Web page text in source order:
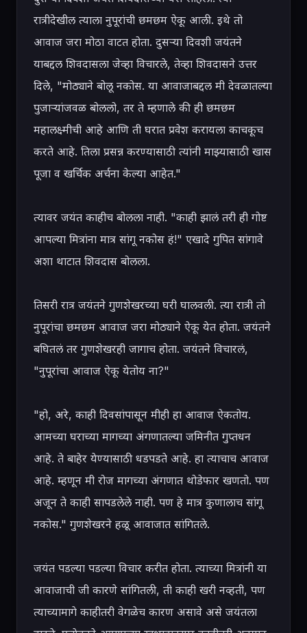
रात्रीदेखील त्याला नुपूरांची छमछम ऐकू आली. इथे तो
आवाज जरा मोठा वाटत होता. दुसऱ्या दिवशी जयंतने
याबद्दल शिवदासला जेव्हा विचारले, तेव्हा शिवदासने उत्तर
दिले, "मोठ्याने बोलू नकोस. या आवाजाबद्दल मी देवळातल्या
पुजाऱ्यांजवळ बोललो, तर ते म्हणाले की ही छमछम
महालक्ष्मीची आहे आणि ती घरात प्रवेश करायला काचकूच
करते आहे. तिला प्रसन्न करण्यासाठी त्यांनी माझ्यासाठी खास
पूजा व खर्चिक अर्चना केल्या आहेत."
त्यावर जयंत काहीच बोलला नाही. "काही झालं तरी ही गोष्ट
आपल्या मित्रांना मात्र सांगू नकोस हं!" एखादे गुपित सांगावे
अशा थाटात शिवदास बोलला.
तिसरी रात्र जयंतने गुणशेखरच्या घरी घालवली. त्या रात्री तो
नुपूरांचा छमछम आवाज जरा मोठ्याने ऐकू येत होता. जयंतने
बघितलं तर गुणशेखरही जागाच होता. जयंतने विचारलं,
"नुपूरांचा आवाज ऐकू येतोय ना?"
"हो, अरे, काही दिवसांपासून मीही हा आवाज ऐकतोय.
आमच्या घराच्या मागच्या अंगणातल्या जमिनीत गुप्तधन
आहे. ते बाहेर येण्यासाठी धडपडते आहे. हा त्याचाच आवाज
आहे. म्हणून मी रोज मागच्या अंगणात थोडेफार खणतो. पण
अजून ते काही सापडलेले नाही. पण हे मात्र कुणालाच सांगू
नकोस." गुणशेखरने हळू आवाजात सांगितले.
जयंत पडल्या पडल्या विचार करीत होता. त्याच्या मित्रांनी या
आवाजाची जी कारणे सांगितली, ती काही खरी नव्हती, पण
त्याच्यामागे काहीतरी वेगळेच कारण असावे असे जयंतला